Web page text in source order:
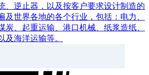
、逆止器，以及按客户要求设计制造的
及世界各地的各个行业，包括：电力、
炭、起重运输、港口机械、纸浆造纸、
及海洋运输等。